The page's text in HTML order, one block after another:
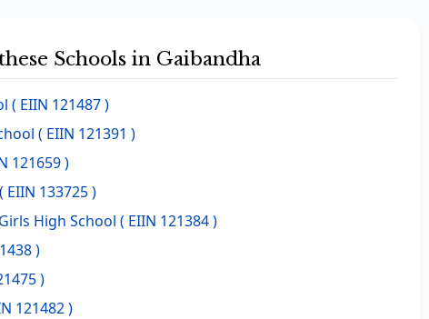
Schools in Gaibandha
( EIIN 121487 )
( EIIN 121391 )
121659 )
( EIIN 133725 )
High School ( EIIN 121384 )
)
)
121482 )